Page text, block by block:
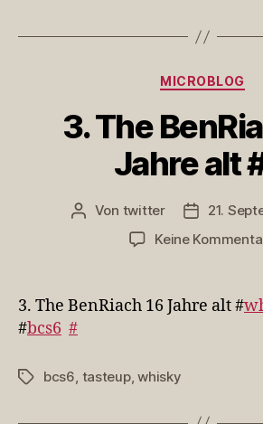
MICROBLOG
3. The
Jahre alt
Beitragsautor
Von twitter
21.
Keine
3. The BenRiach 16 Jahre alt #
#bcs6 #
Schlagwörter
bcs6 tasteup,whisky